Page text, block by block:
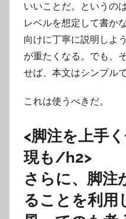
いいことだ。というの
レベルを想定して書か
向けに丁寧に説明しよ
が重たくなる。でも、
せば、本文はシンプル
これは使うべきだ。
<脚注を上手
現も/h2>
さらに、脚注
ることを利用